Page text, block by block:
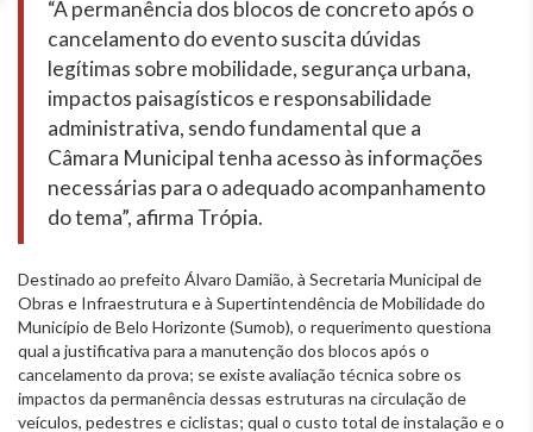
“A permanência dos blocos de concreto após o
cancelamento do evento suscita dúvidas
legítimas sobre mobilidade, segurança urbana,
impactos paisagísticos e responsabilidade
administrativa, sendo fundamental que a
Câmara Municipal tenha acesso às informações
necessárias para o adequado acompanhamento
do tema”, afirma Trópia.
Destinado ao prefeito Álvaro Damião, à Secretaria Municipal de
Obras e Infraestrutura e à Supertintendência de Mobilidade do
Município de Belo Horizonte (Sumob), o requerimento questiona
qual a justificativa para a manutenção dos blocos após o
cancelamento da prova; se existe avaliação técnica sobre os
impactos da permanência dessas estruturas na circulação de
veículos, pedestres e ciclistas; qual o custo total de instalação e o